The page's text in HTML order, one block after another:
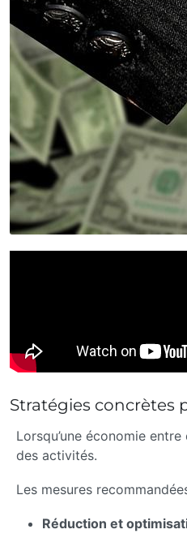
Stratégies concrètes
Lorsqu’une économie
des activités.
Les mesures
Réduction et